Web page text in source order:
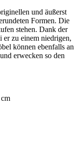
und äußerst
Formen. Die
stehen. Dank der
zu einem niedrigen,
können ebenfalls an
erwecken so den